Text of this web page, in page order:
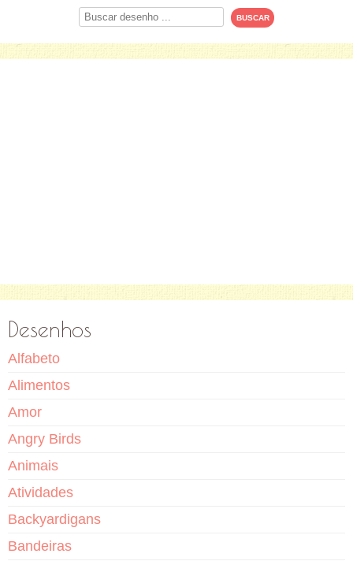
Procurar
Desenhos
Alfabeto
Alimentos
Amor
Angry Birds
Animais
Atividades
Backyardigans
Bandeiras